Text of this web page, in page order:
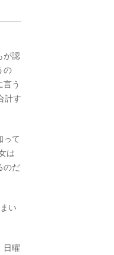
が認
の
う
計す
って
は
のだ
い
日曜